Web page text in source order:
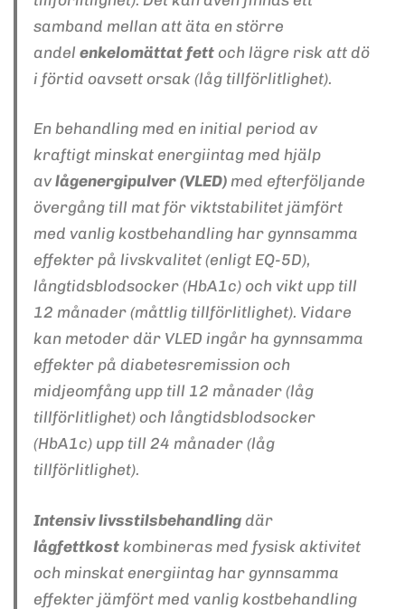
samband mellan att äta en större
andel enkelomättat fettoch lägre risk att dö
i förtid oavsett orsak (låg tillförlitlighet).
En behandling med en initial period av
kraftigt minskat energiintag med hjälp
avlågenergipulver (VLED)med efterföljande
övergång till mat för viktstabilitet jämfört
med vanlig kostbehandling har gynnsamma
effekter på livskvalitet (enligt EQ-5D),
långtidsblodsocker (HbA1c) och vikt upp till
12 månader (måttlig tillförlitlighet). Vidare
kan metoder där VLED ingår ha gynnsamma
effekter på diabetesremission och
midjeomfång upp till 12 månader (låg
tillförlitlighet) och långtidsblodsocker
(HbA1c) upp till 24 månader (låg
tillförlitlighet).
Intensiv livsstilsbehandlingdär
lågfettkostkombineras med fysisk aktivitet
och minskat energiintag har gynnsamma
effekter jämfört med vanlig kostbehandling